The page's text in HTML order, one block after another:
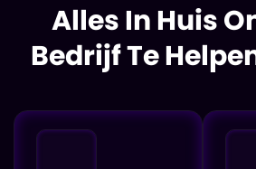
Alles In Huis
Bedrijf Te